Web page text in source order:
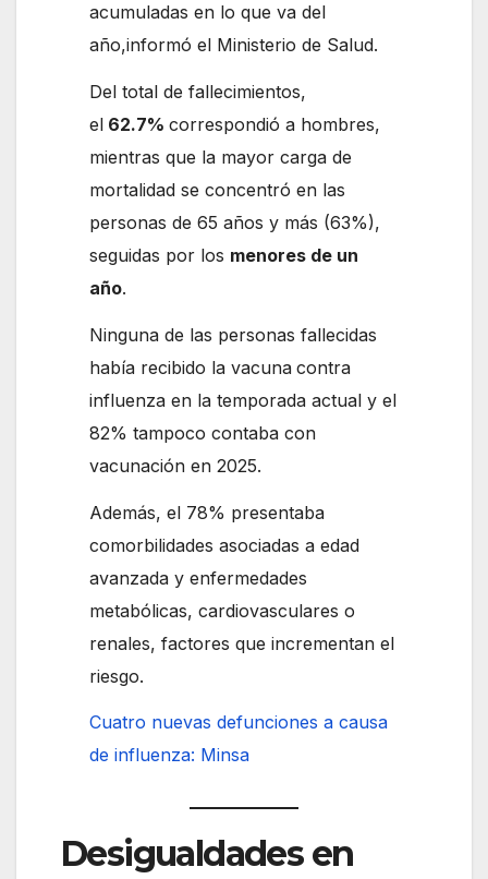
acumuladas en lo que va del
año,informó el Ministerio de Salud.
Del total de fallecimientos,
el 62.7%correspondió a hombres,
mientras que la mayor carga de
mortalidad se concentró en las
personas de 65 años y más (63%),
seguidas por los menores de un
año.
Ninguna de las personas fallecidas
había recibido la vacuna contra
influenza en la temporada actual y el
82% tampoco contaba con
vacunación en 2025.
Además, el 78% presentaba
comorbilidades asociadas a edad
avanzada y enfermedades
metabólicas, cardiovasculares o
renales, factores que incrementan el
riesgo.
Cuatro nuevas defunciones a causa
de influenza: Minsa
Desigualdades en